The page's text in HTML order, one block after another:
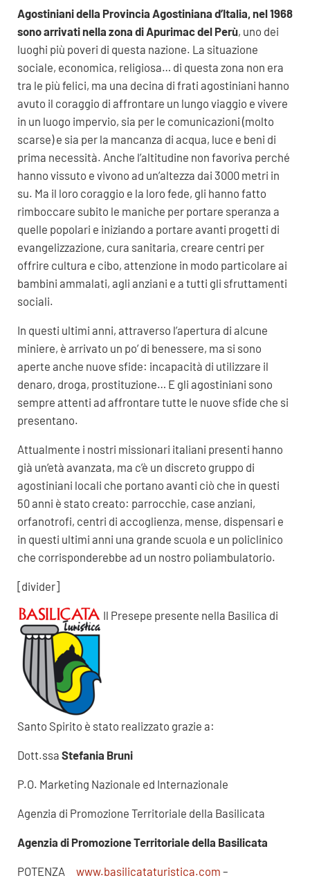
Agostiniani della Provincia Agostiniana d’Italia, nel 1968
sono arrivati nella zona di Apurimac del Perù, uno dei
luoghi più poveri di questa nazione. La situazione
sociale, economica, religiosa… di questa zona non era
tra le più felici, ma una decina di frati agostiniani hanno
avuto il coraggio di affrontare un lungo viaggio e vivere
in un luogo impervio, sia per le comunicazioni (molto
scarse) e sia per la mancanza di acqua, luce e beni di
prima necessità. Anche l’altitudine non favoriva perché
hanno vissuto e vivono ad un’altezza dai 3000 metri in
su. Ma il loro coraggio e la loro fede, gli hanno fatto
rimboccare subito le maniche per portare speranza a
quelle popolari e iniziando a portare avanti progetti di
evangelizzazione, cura sanitaria, creare centri per
offrire cultura e cibo, attenzione in modo particolare ai
bambini ammalati, agli anziani e a tutti gli sfruttamenti
sociali.
In questi ultimi anni, attraverso l’apertura di alcune
miniere, è arrivato un po’ di benessere, ma si sono
aperte anche nuove sfide: incapacità di utilizzare il
denaro, droga, prostituzione… E gli agostiniani sono
sempre attenti ad affrontare tutte le nuove sfide che si
presentano.
Attualmente i nostri missionari italiani presenti hanno
già un’età avanzata, ma c’è un discreto gruppo di
agostiniani locali che portano avanti ciò che in questi
50 anni è stato creato: parrocchie, case anziani,
orfanotrofi, centri di accoglienza, mense, dispensari e
in questi ultimi anni una grande scuola e un policlinico
che corrisponderebbe ad un nostro poliambulatorio.
[divider]
Il Presepe presente nella Basilica di
Santo Spirito è stato realizzato grazie a:
Dott.ssa Stefania Bruni
P.O. Marketing Nazionale ed Internazionale
Agenzia di Promozione Territoriale della Basilicata
Agenzia di Promozione Territoriale della Basilicata
POTENZA www.basilicataturistica.com –